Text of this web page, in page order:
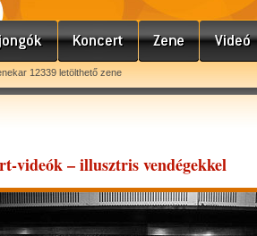
12339 letölthető zene
videók – illusztris vendégekkel